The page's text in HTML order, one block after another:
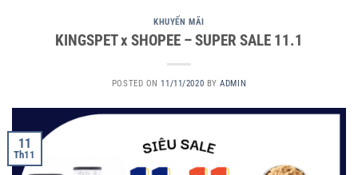
KHUYẾN MÃI
KINGSPET x SHOPEE – SUPER SALE 11.1
POSTED ON11/11/2020 BYADMIN
11
Th11